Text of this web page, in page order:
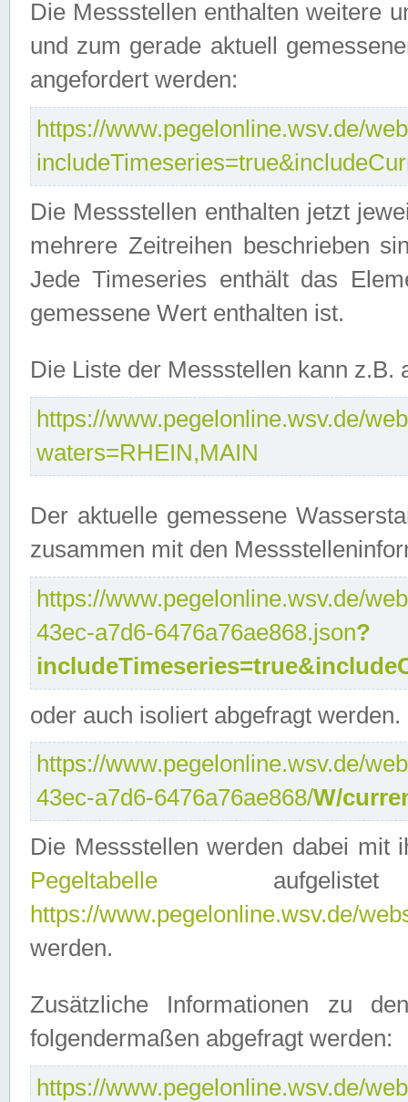
Die Messstellen enthalten weitere
und zum gerade aktuell
angefordert werden:
https://www.pegelonline.wsv.de/
Die Messstellen enthalten jetzt
mehrere Zeitreihen beschrieben
Jede Timeseries enthält das
gemessene Wert enthalten ist.
Die Liste der Messstellen kann
https://www.pegelonline.wsv.de/
waters=RHEIN,MAIN
Der aktuelle gemessene
zusammen mit den
https://www.pegelonline.wsv.de/
43ec-a7d6-6476a76ae868.json?
oder auch isoliert abgefragt werden.
https://www.pegelonline.wsv.de/
43ec-a7d6-6476a76ae868/W/
Die Messstellen werden dabei mit
Pegeltabelle
https://www.pegelonline.wsv.de/
werden.
Zusätzliche Informationen zu
folgendermaßen abgefragt werden:
https://www.pegelonline.wsv.de/